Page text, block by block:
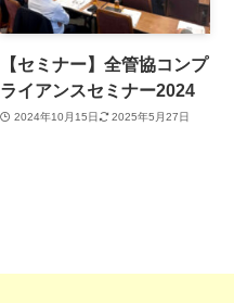
【セミナー】全管協コンプ
ライアンスセミナー2024
2024年10月15日 2025年5月27日